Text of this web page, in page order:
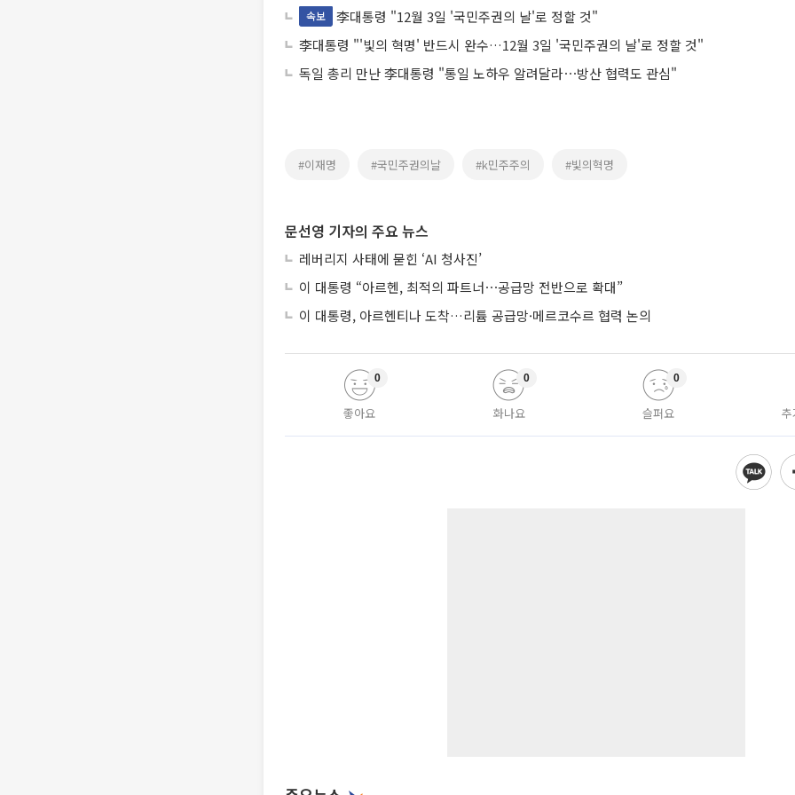
속보
李대통령 "12월 3일 '국민주권의 날'로 정할 것"
李대통령 "'빛의 혁명' 반드시 완수…12월 3일 '국민주권의 날'로 정할 것"
독일 총리 만난 李대통령 "통일 노하우 알려달라⋯방산 협력도 관심"
#이재명 #국민주권의날 #k민주주의 #빛의혁명
문선영 기자의 주요 뉴스
레버리지 사태에 묻힌 ‘AI 청사진’
이 대통령 “아르헨, 최적의 파트너⋯공급망 전반으로 확대”
이 대통령, 아르헨티나 도착…리튬 공급망·메르코수르 협력 논의
좋아요
0
화나요
0
슬퍼요
0